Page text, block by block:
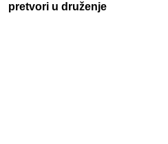
pretvori u druženje